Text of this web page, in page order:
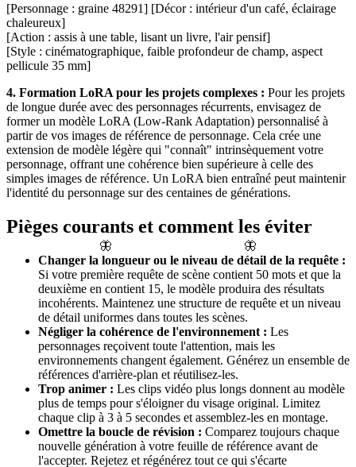
🦋 🦋
[Personnage : graine 48291] [Décor : intérieur d'un café, éclairage
chaleureux]
[Action : assis à une table, lisant un livre, l'air pensif]
[Style : cinématographique, faible profondeur de champ, aspect
pellicule 35 mm]
4. Formation LoRA pour les projets complexes : Pour les projets
de longue durée avec des personnages récurrents, envisagez de
former un modèle LoRA (Low-Rank Adaptation) personnalisé à
partir de vos images de référence de personnage. Cela crée une
extension de modèle légère qui "connaît" intrinsèquement votre
personnage, offrant une cohérence bien supérieure à celle des
simples images de référence. Un LoRA bien entraîné peut maintenir
l'identité du personnage sur des centaines de générations.
Pièges courants et comment les éviter
Changer la longueur ou le niveau de détail de la requête :
Si votre première requête de scène contient 50 mots et que la
deuxième en contient 15, le modèle produira des résultats
incohérents. Maintenez une structure de requête et un niveau
de détail uniformes dans toutes les scènes.
Négliger la cohérence de l'environnement : Les
personnages reçoivent toute l'attention, mais les
environnements changent également. Générez un ensemble de
références d'arrière-plan et réutilisez-les.
Trop animer : Les clips vidéo plus longs donnent au modèle
plus de temps pour s'éloigner du visage original. Limitez
chaque clip à 3 à 5 secondes et assemblez-les en montage.
Omettre la boucle de révision : Comparez toujours chaque
nouvelle génération à votre feuille de référence avant de
l'accepter. Rejetez et régénérez tout ce qui s'écarte